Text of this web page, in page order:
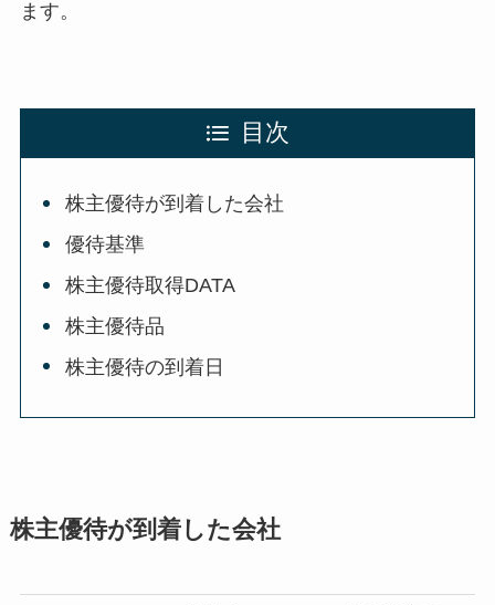
ます。
目次
株主優待が到着した会社
優待基準
株主優待取得DATA
株主優待品
株主優待の到着日
株主優待が到着した会社